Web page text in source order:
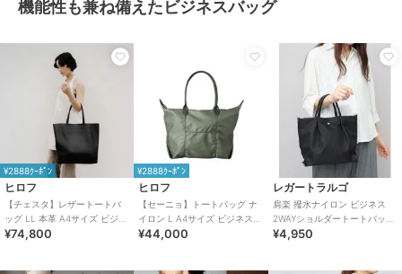
機能性も兼ね備えたビジネスバッグ
¥2888ｸｰﾎﾟﾝ
ヒロフ
【チェスタ】レザートートバ
ッグ LL 本革 A4サイズ ビジネ
スバッグ ※WEB限定（商品番
¥74,800
¥2888ｸｰﾎﾟﾝ
ヒロフ
【セーニョ】トートバッグ ナ
イロン L A4サイズ ビジネスバ
ッグ（商品番号：P25－
¥44,000
レガートラルゴ
肩楽 撥水ナイロン ビジネス
2WAYショルダートートバッグ
A収納対応 軽量 肩楽シリーズ
¥4,950